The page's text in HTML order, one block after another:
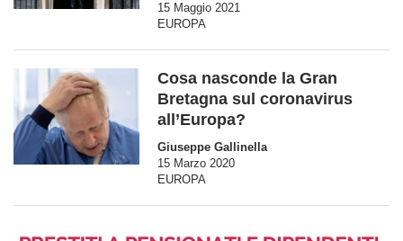
15 Maggio 2021
EUROPA
Cosa nasconde la Gran
Bretagna sul coronavirus
all’Europa?
Giuseppe Gallinella
15 Marzo 2020
EUROPA